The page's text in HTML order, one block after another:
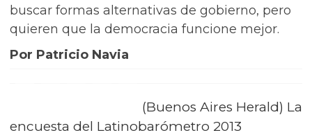
buscar formas alternativas de gobierno, pero
quieren que la democracia funcione mejor.
Por Patricio Navia
(Buenos Aires Herald) La
encuesta del Latinobarómetro 2013